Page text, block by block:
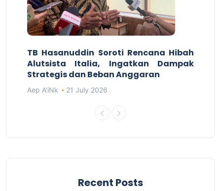
TB Hasanuddin Soroti Rencana Hibah
Alutsista Italia, Ingatkan Dampak
Strategis dan Beban Anggaran
Aep A'iNk 21 July 2026
Recent Posts